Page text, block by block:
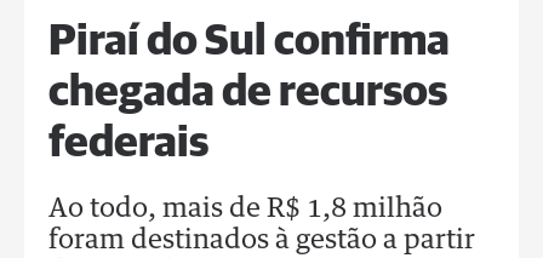
Piraí do Sul confirma
chegada de recursos
federais
Ao todo, mais de R$ 1,8 milhão
foram destinados à gestão a partir